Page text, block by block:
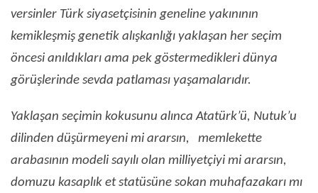
versinler Türk siyasetçisinin geneline yakınının
kemikleşmiş genetik alışkanlığı yaklaşan her seçim
öncesi anıldıkları ama pek göstermedikleri dünya
görüşlerinde sevda patlaması yaşamalarıdır.
Yaklaşan seçimin kokusunu alınca Atatürk’ü, Nutuk’u
dilinden düşürmeyeni mi ararsın, memlekette
arabasının modeli sayılı olan milliyetçiyi mi ararsın,
domuzu kasaplık et statüsüne sokan muhafazakarı mı